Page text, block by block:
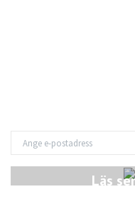
Läs